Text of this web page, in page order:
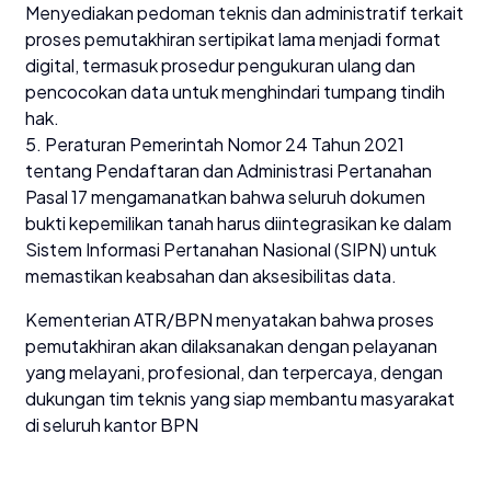
Menyediakan pedoman teknis dan administratif terkait
proses pemutakhiran sertipikat lama menjadi format
digital, termasuk prosedur pengukuran ulang dan
pencocokan data untuk menghindari tumpang tindih
hak.
5. Peraturan Pemerintah Nomor 24 Tahun 2021
tentang Pendaftaran dan Administrasi Pertanahan
Pasal 17 mengamanatkan bahwa seluruh dokumen
bukti kepemilikan tanah harus diintegrasikan ke dalam
Sistem Informasi Pertanahan Nasional (SIPN) untuk
memastikan keabsahan dan aksesibilitas data.
Kementerian ATR/BPN menyatakan bahwa proses
pemutakhiran akan dilaksanakan dengan pelayanan
yang melayani, profesional, dan terpercaya, dengan
dukungan tim teknis yang siap membantu masyarakat
di seluruh kantor BPN